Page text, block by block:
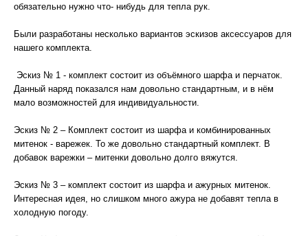
обязательно нужно что- нибудь для тепла рук.
Были разработаны несколько вариантов эскизов аксессуаров для
нашего комплекта.
Эскиз № 1 - комплект состоит из объёмного шарфа и перчаток.
Данный наряд показался нам довольно стандартным, и в нём
мало возможностей для индивидуальности.
Эскиз № 2 – Комплект состоит из шарфа и комбинированных
митенок - варежек. То же довольно стандартный комплект. В
добавок варежки – митенки довольно долго вяжутся.
Эскиз № 3 – комплект состоит из шарфа и ажурных митенок.
Интересная идея, но слишком много ажура не добавят тепла в
холодную погоду.